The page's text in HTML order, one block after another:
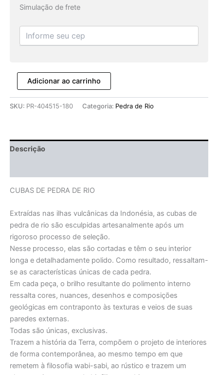
Simulação de frete
Adicionar ao carrinho
SKU: PR-404515-180 Categoria: Pedra de Rio
Descrição
CUBAS DE PEDRA DE RIO
Extraídas nas ilhas vulcânicas da Indonésia, as cubas de
pedra de rio são esculpidas artesanalmente após um
rigoroso processo de seleção.
Nesse processo, elas são cortadas e têm o seu interior
longa e detalhadamente polido. Como resultado, ressaltam-
se as características únicas de cada pedra.
Em cada peça, o brilho resultante do polimento interno
ressalta cores, nuances, desenhos e composições
geológicas em contraponto às texturas e veios de suas
paredes externas.
Todas são únicas, exclusivas.
Trazem a história da Terra, compõem o projeto de interiores
de forma contemporânea, ao mesmo tempo em que
remetem à filosofia wabi-sabi, ao rústico e trazem um